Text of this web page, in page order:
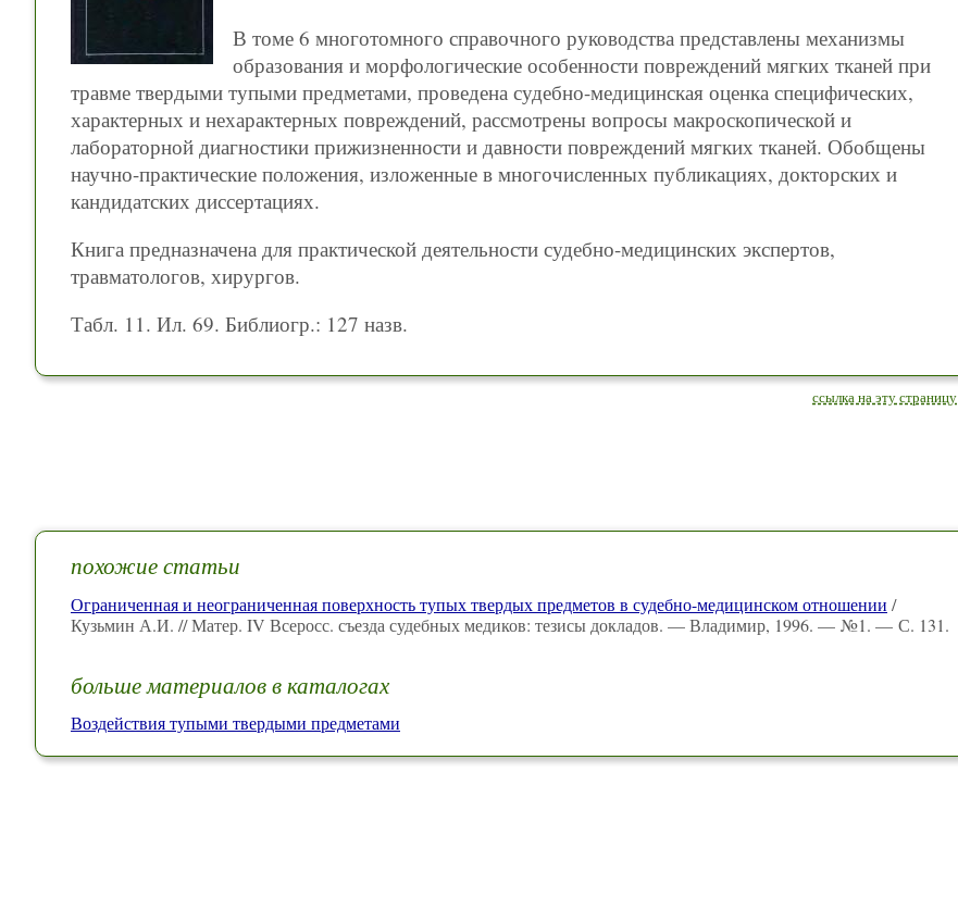
В томе 6 многотомного справочного руководства представлены механизмы
образования и морфологические особенности повреждений мягких тканей при
травме твердыми тупыми предметами, проведена судебно-медицинская оценка специфических,
характерных и нехарактерных повреждений, рассмотрены вопросы макроскопической и
лабораторной диагностики прижизненности и давности повреждений мягких тканей. Обобщены
научно-практические положения, изложенные в многочисленных публикациях, докторских и
кандидатских диссертациях.
Книга предназначена для практической деятельности судебно-медицинских экспертов,
травматологов, хирургов.
Табл. 11. Ил. 69. Библиогр.: 127 назв.
ссылка на эту страницу
похожие статьи
Ограниченная и неограниченная поверхность тупых твердых предметов в судебно-медицинском отношении /
Кузьмин А.И. // Матер. IV Всеросс. съезда судебных медиков: тезисы докладов. — Владимир, 1996. — №1. — С. 131.
больше материалов в каталогах
Воздействия тупыми твердыми предметами